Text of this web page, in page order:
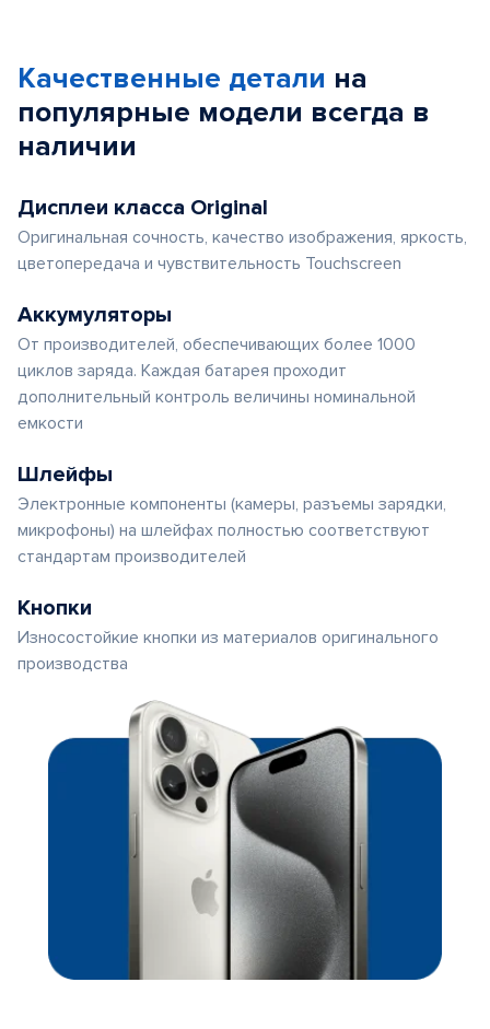
Качественные детали на
популярные модели всегда в
наличии
Дисплеи класса Original
Оригинальная сочность, качество изображения, яркость,
цветопередача и чувствительность Touchscreen
Аккумуляторы
От производителей, обеспечивающих более 1000
циклов заряда. Каждая батарея проходит
дополнительный контроль величины номинальной
емкости
Шлейфы
Электронные компоненты (камеры, разъемы зарядки,
микрофоны) на шлейфах полностью соответствуют
стандартам производителей
Кнопки
Износостойкие кнопки из материалов оригинального
производства